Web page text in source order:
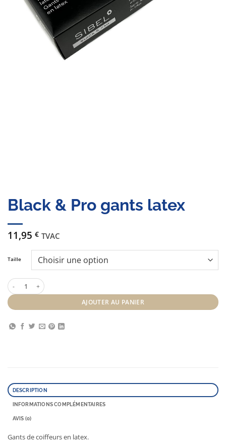
Black & Pro gants latex
11,95 € TVAC
Taille
quantité de Black & Pro gants latex
AJOUTER AU PANIER
DESCRIPTION
INFORMATIONS COMPLÉMENTAIRES
AVIS (0)
Gants de coiffeurs en latex.